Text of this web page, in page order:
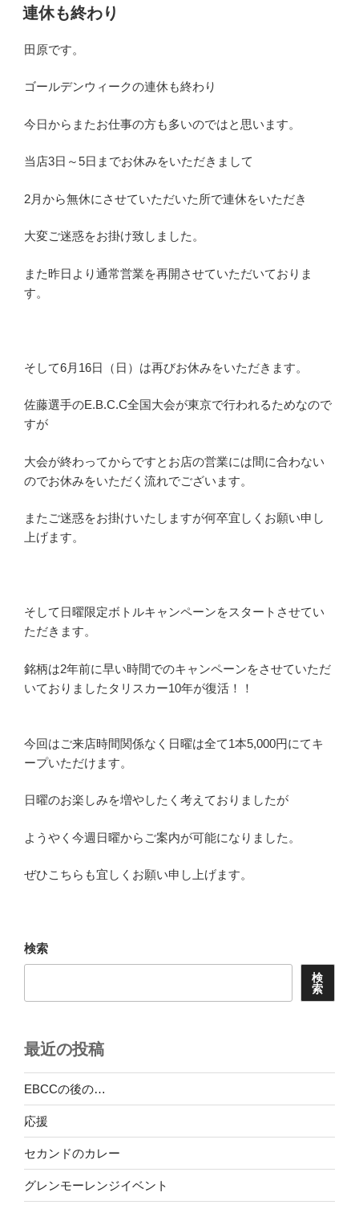
稿
日:
連休も終わり
田原です。
ゴールデンウィークの連休も終わり
今日からまたお仕事の方も多いのではと思います。
当店3日～5日までお休みをいただきまして
2月から無休にさせていただいた所で連休をいただき
大変ご迷惑をお掛け致しました。
また昨日より通常営業を再開させていただいておりま
す。
そして6月16日（日）は再びお休みをいただきます。
佐藤選手のE.B.C.C全国大会が東京で行われるためなので
すが
大会が終わってからですとお店の営業には間に合わない
のでお休みをいただく流れでございます。
またご迷惑をお掛けいたしますが何卒宜しくお願い申し
上げます。
そして日曜限定ボトルキャンペーンをスタートさせてい
ただきます。
銘柄は2年前に早い時間でのキャンペーンをさせていただ
いておりましたタリスカー10年が復活！！
今回はご来店時間関係なく日曜は全て1本5,000円にてキ
ープいただけます。
日曜のお楽しみを増やしたく考えておりましたが
ようやく今週日曜からご案内が可能になりました。
ぜひこちらも宜しくお願い申し上げます。
検索
検
索
最近の投稿
EBCCの後の…
応援
セカンドのカレー
グレンモーレンジイベント